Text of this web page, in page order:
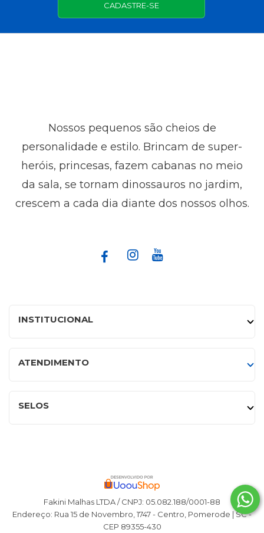
CADASTRE-SE
Nossos pequenos são cheios de
personalidade e estilo. Brincam de super-
heróis, princesas, fazem cabanas no meio
da sala, se tornam dinossauros no jardim,
crescem a cada dia diante dos nossos olhos.
INSTITUCIONAL
ATENDIMENTO
SELOS
Fakini Malhas LTDA / CNPJ: 05.082.188/0001-88
Endereço: Rua 15 de Novembro, 1747 - Centro, Pomerode | SC -
CEP 89355-430